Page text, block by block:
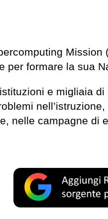
Mission
per formare la sua
e migliaia
nelle campagne di